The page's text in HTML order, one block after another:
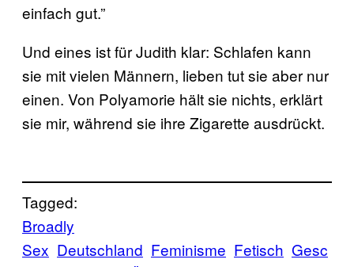
einfach gut.”
Und eines ist für Judith klar: Schlafen kann
sie mit vielen Männern, lieben tut sie aber nur
einen. Von Polyamorie hält sie nichts, erklärt
sie mir, während sie ihre Zigarette ausdrückt.
Tagged:
Broadly
Sex Deutschland Feminisme Fetisch Gesc